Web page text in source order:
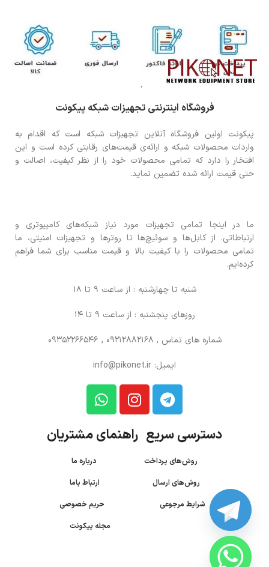
فروشگاه اینترنتی تجهیزات شبکه پیکونت
پیکونت اولین فروشگاه آنلاین تجهیزات شبکه است که اقدام به
واردات محصولات شبکه و ارائه‌ی قیمت‌های رقابتی کرده است و این
افتخار را دارد که تمامی محصولات خود را از نظر کیفیت، اصالت و
حتی قیمت ارائه شده تضمین نماید.
ما در اینجا تمامی تجهیزات مورد نیاز شبکه‌های کامپیوتری و
ارتباطاتی. از کابل‌ها و سوئیچ‌ها تا روترها و تجهیزات امنیتی، ما
تمامی محصولات را با کیفیت بالا و قیمت مناسب برای شما فراهم
کرده‌ایم.
شنبه تا چهارشنبه : از ساعت 9 تا 18
روزهای پنجشنبه : از ساعت 9 تا 14
شماره های تماس , 09212882168 , 09352266546
ایمیل: info@pikonet.ir
دسترسی سریع راهنمای مشتریان
روش‌های پرداخت درباره ما
روش‌های ارسال
ارتباط باما
شرایط مرجوعی
حریم خصوصی
مجله پیکونت